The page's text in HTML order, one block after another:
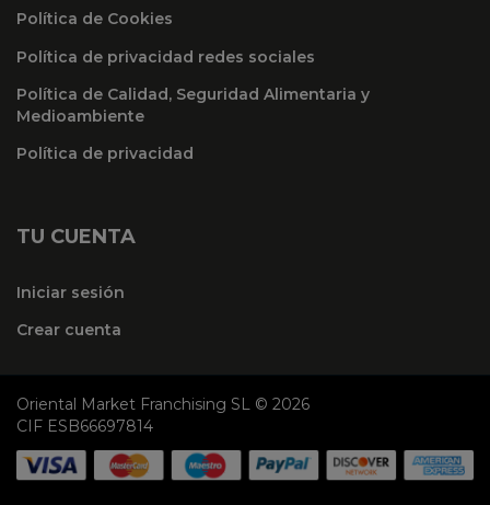
Política de Cookies
Política de privacidad redes sociales
Política de Calidad, Seguridad Alimentaria y
Medioambiente
Política de privacidad
TU CUENTA
Iniciar sesión
Crear cuenta
Oriental Market Franchising SL © 2026
CIF ESB66697814